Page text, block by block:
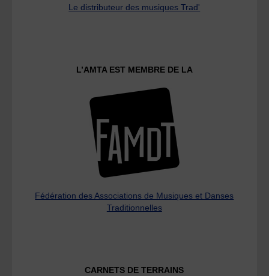
Le distributeur des musiques Trad'
L’AMTA EST MEMBRE DE LA
Fédération des Associations de Musiques et Danses
Traditionnelles
CARNETS DE TERRAINS